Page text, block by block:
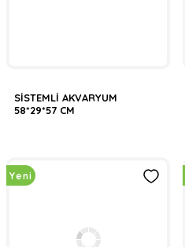
SİSTEMLİ AKVARYUM
58*29*57 CM
Yeni